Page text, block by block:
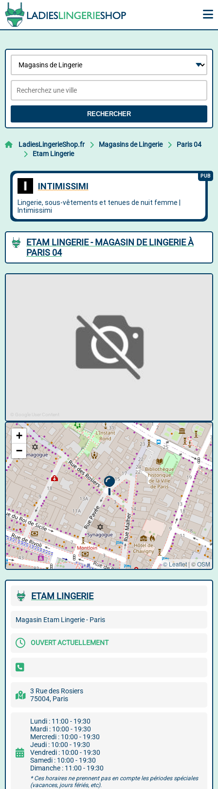
RECHERCHER
LadiesLingerieShop.fr Magasins de Lingerie
Paris 04
Etam Lingerie
ETAM LINGERIE - MAGASIN DE LINGERIE À
PARIS 04
© Google User Content
+
−
© Leaflet|©OSM
ETAM LINGERIE
Magasin Etam Lingerie - Paris
OUVERT ACTUELLEMENT
3 Rue des Rosiers
75004, Paris
Lundi : 11:00 - 19:30
Mardi : 10:00 - 19:30
Mercredi : 10:00 - 19:30
Jeudi : 10:00 - 19:30
Vendredi : 10:00 - 19:30
Samedi : 10:00 - 19:30
Dimanche : 11:00 - 19:30
* Ces horaires ne prennent pas en compte les périodes spéciales
(vacances, jours fériés, etc).